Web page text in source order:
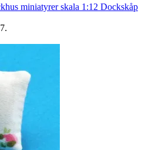
miniatyrer skala 1:12 Dockskåp
.